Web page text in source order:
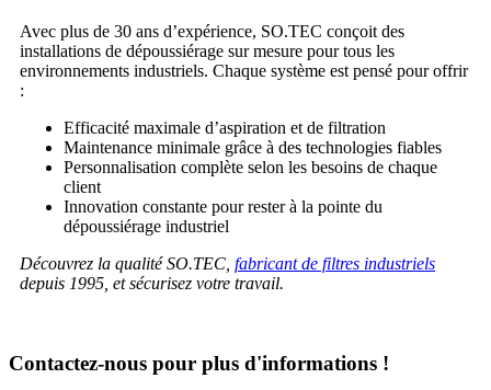
Avec plus de 30 ans d’expérience, SO.TEC conçoit des
installations de dépoussiérage sur mesure pour tous les
environnements industriels. Chaque système est pensé pour offrir
:
Efficacité maximale d’aspiration et de filtration
Maintenance minimale grâce à des technologies fiables
Personnalisation complète selon les besoins de chaque
client
Innovation constante pour rester à la pointe du
dépoussiérage industriel
Découvrez la qualité SO.TEC, fabricant de filtres industriels
depuis 1995, et sécurisez votre travail.
Contactez-nous pour plus d'informations !